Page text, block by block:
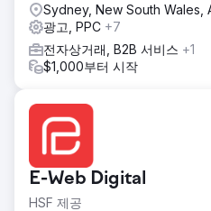
Sydney, New South Wales,
광고, PPC +7
전자상거래, B2B 서비스 +1
$1,000부터 시작
E-Web Digital
HSF 제공